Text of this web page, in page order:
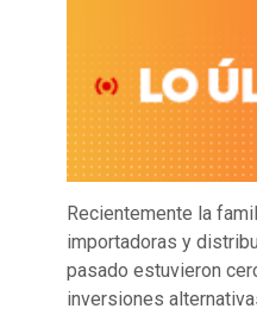
Recientemente la
importadoras y
pasado estuvieron
inversiones